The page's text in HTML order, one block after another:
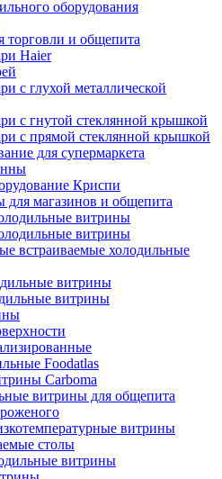
оборудования
торговли и общепита
Haier
с глухой металлической
с гнутой стеклянной крышкой
с прямой стеклянной крышкой
для супермаркета
Криспи
магазинов и общепита
витрины
витрины
встраиваемые холодильные
витрины
витрины
Foodatlas
Carboma
витрины для общепита
витрины
столы
витрины